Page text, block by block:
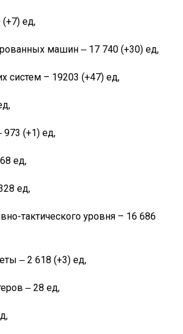
(+7) ед,
машин ‒ 17 740 (+30) ед,
систем – 19203 (+47) ед,
(+1) ед,
ед,
ед,
тактического уровня – 16 686
‒ 2 618 (+3) ед,
‒ 28 ед,